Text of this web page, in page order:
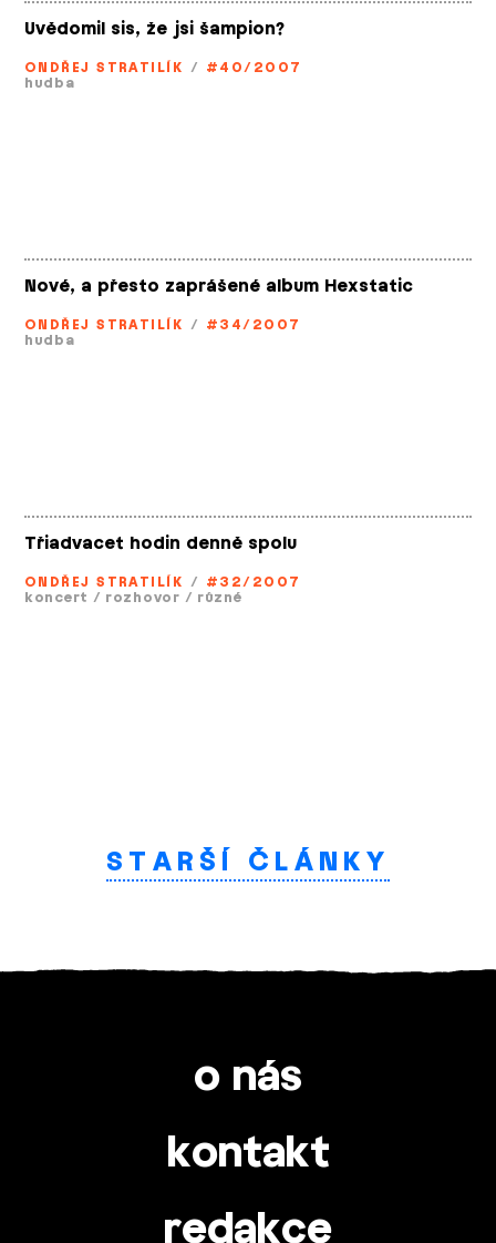
Uvědomil sis, že jsi šampion?
ONDŘEJ STRATILÍK / #40/2007
hudba
Nové, a přesto zaprášené album Hexstatic
ONDŘEJ STRATILÍK / #34/2007
hudba
Třiadvacet hodin denně spolu
ONDŘEJ STRATILÍK / #32/2007
koncert / rozhovor / různé
STARŠÍ ČLÁNKY
o nás
kontakt
redakce